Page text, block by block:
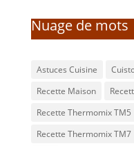
Nuage de mots
Astuces Cuisine
Recette Maison
Recette Thermomix TM5
Recette Thermomix TM7